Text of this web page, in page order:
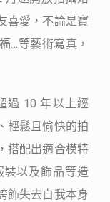
喜愛，不論是寶
…等藝術寫真，
過 10 年以上經
輕鬆且愉快的拍
搭配出適合模特
裝以及飾品等造
飾失去自我本身